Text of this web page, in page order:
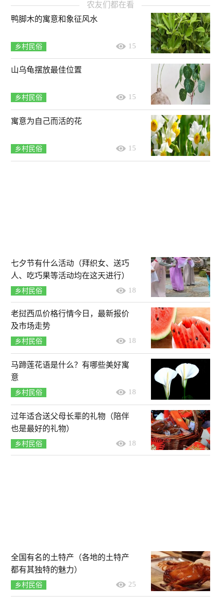
农友们都在看
鸭脚木的寓意和象征风水
乡村民俗 15
山乌龟摆放最佳位置
乡村民俗 15
寓意为自己而活的花
乡村民俗 15
七夕节有什么活动（拜织女、送巧
人、吃巧果等活动均在这天进行）
乡村民俗 18
老挝西瓜价格行情今日，最新报价
及市场走势
乡村民俗 18
马蹄莲花语是什么？有哪些美好寓
意
乡村民俗 18
过年适合送父母长辈的礼物（陪伴
也是最好的礼物）
乡村民俗 18
全国有名的土特产（各地的土特产
都有其独特的魅力）
乡村民俗 25